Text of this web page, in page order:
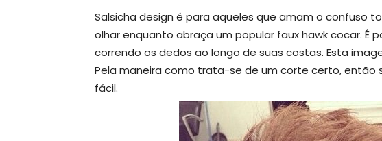
Salsicha design é para aqueles que amam o confuso
olhar enquanto abraça um popular faux hawk cocar. É
correndo os dedos ao longo de suas costas. Esta
Pela maneira como trata-se de um corte certo, então
fácil.